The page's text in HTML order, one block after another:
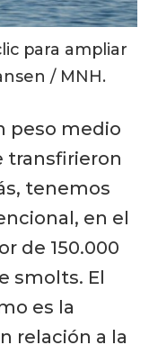
para ampliar
/ MNH.
peso medio
transfirieron
tenemos
en el
de 150.000
smolts. El
es la
relación a la